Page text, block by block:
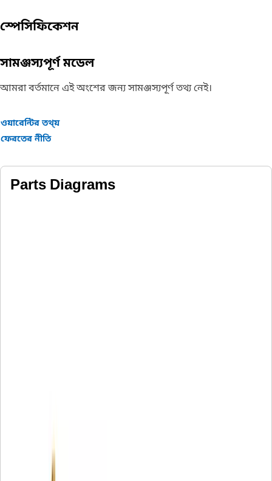
স্পেসিফিকেশন
সামঞ্জস্যপূর্ণ মডেল
আমরা বর্তমানে এই অংশের জন্য সামঞ্জস্যপূর্ণ তথ্য নেই।
ওয়ারেন্টির তথ্য়
ফেরতের নীতি
Parts Diagrams